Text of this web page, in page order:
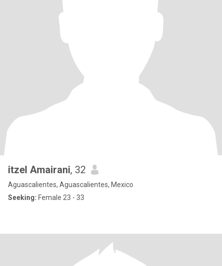
itzel Amairani, 32
Aguascalientes, Aguascalientes, Mexico
Seeking: Female 23 - 33